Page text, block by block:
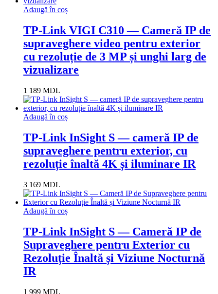
Adaugă în coș
TP-Link VIGI C310 — Cameră IP de
supraveghere video pentru exterior
cu rezoluție de 3 MP și unghi larg de
vizualizare
1 189 MDL
Adaugă în coș
TP-Link InSight S — cameră IP de
supraveghere pentru exterior, cu
rezoluție înaltă 4K și iluminare IR
3 169 MDL
Adaugă în coș
TP-Link InSight S — Cameră IP de
Supraveghere pentru Exterior cu
Rezoluție Înaltă și Viziune Nocturnă
IR
1 999 MDL